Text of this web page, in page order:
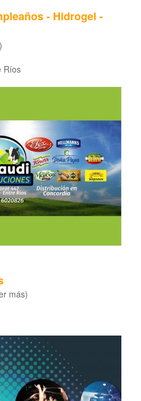
- Hidrogel -
Ríos
más)